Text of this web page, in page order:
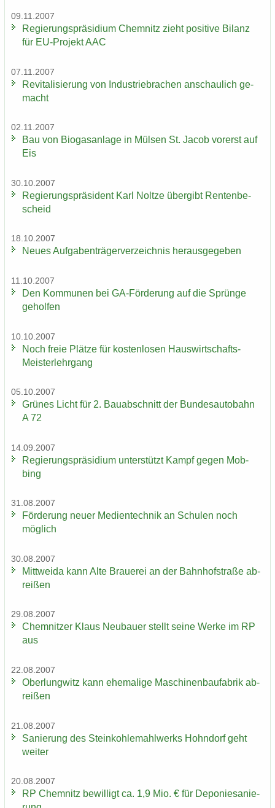
09.11.2007
Re­gie­rungs­prä­si­di­um Chem­nitz zieht po­si­ti­ve Bi­lanz
für EU-​Projekt AAC
07.11.2007
Re­vi­ta­li­sie­rung von In­dus­trie­bra­chen an­schau­lich ge­
macht
02.11.2007
Bau von Bio­gas­an­la­ge in Mül­sen St. Jacob vor­erst auf
Eis
30.10.2007
Re­gie­rungs­prä­si­dent Karl Nolt­ze über­gibt Ren­ten­be­
scheid
18.10.2007
Neues Auf­ga­ben­trä­ger­ver­zeich­nis her­aus­ge­ge­ben
11.10.2007
Den Kom­mu­nen bei GA-​Förderung auf die Sprün­ge
ge­hol­fen
10.10.2007
Noch freie Plät­ze für kos­ten­lo­sen Hauswirtschafts-​
Meisterlehrgang
05.10.2007
Grü­nes Licht für 2. Bau­ab­schnitt der Bun­des­au­to­bahn
A 72
14.09.2007
Re­gie­rungs­prä­si­di­um un­ter­stützt Kampf gegen Mob­
bing
31.08.2007
För­de­rung neuer Me­di­en­tech­nik an Schu­len noch
mög­lich
30.08.2007
Mitt­wei­da kann Alte Braue­rei an der Bahn­hof­stra­ße ab­
rei­ßen
29.08.2007
Chem­nit­zer Klaus Neu­bau­er stellt seine Werke im RP
aus
22.08.2007
Ober­lung­witz kann ehe­ma­li­ge Ma­schi­nen­bau­fa­brik ab­
rei­ßen
21.08.2007
Sa­nie­rung des Stein­koh­le­mahl­werks Hohn­dorf geht
wei­ter
20.08.2007
RP Chem­nitz be­wil­ligt ca. 1,9 Mio. € für De­po­nie­sa­nie­